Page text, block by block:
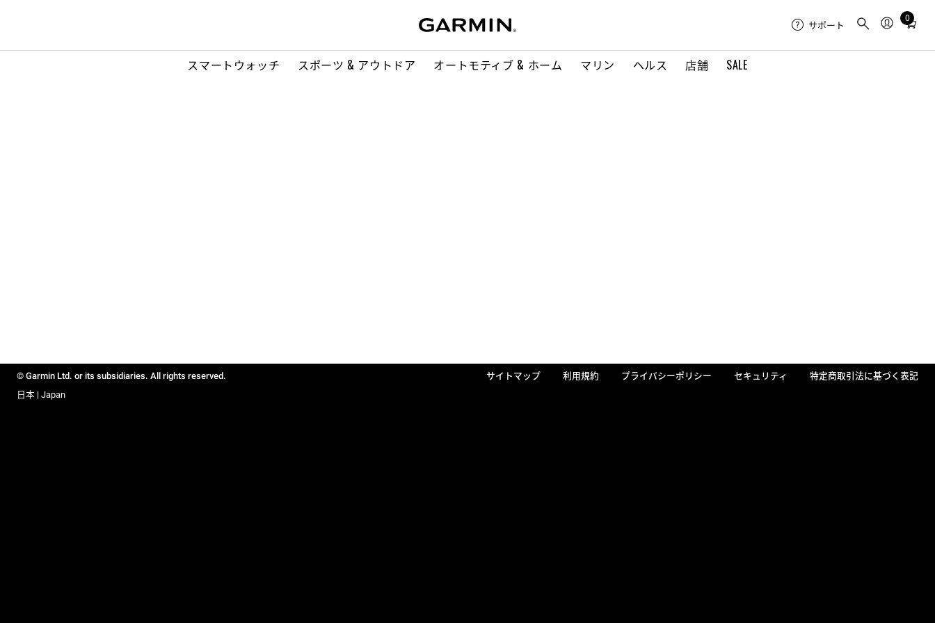
スマートウォッチ スポーツ & アウトドア オートモティブ & ホーム マリン ヘルス 店舗 SALE
サポート
0
Total
in
© Garmin Ltd. or its subsidiaries. All rights reserved. サイトマップ 利用規約 プライバシーポリシー セキュリティ
特定商取引法に基づく表記
日本 | Japan